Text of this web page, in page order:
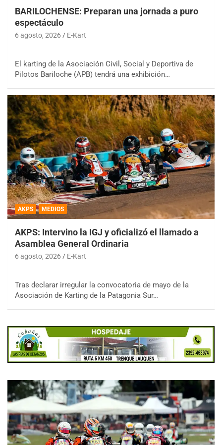
BARILOCHENSE: Preparan una jornada a puro
espectáculo
6 agosto, 2026 E-Kart
El karting de la Asociación Civil, Social y Deportiva de
Pilotos Bariloche (APB) tendrá una exhibición…
AKPS MEDIOS
AKPS: Intervino la IGJ y oficializó el llamado a
Asamblea General Ordinaria
6 agosto, 2026 E-Kart
Tras declarar irregular la convocatoria de mayo de la
Asociación de Karting de la Patagonia Sur…